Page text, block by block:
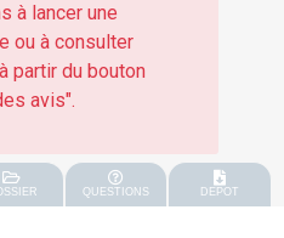
à lancer une
ou à consulter
partir du bouton
avis".
QUESTIONS DEPOT